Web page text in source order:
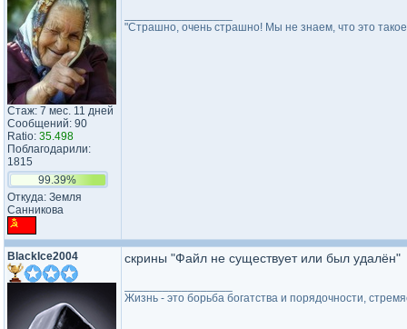
Стаж: 7 мес. 11 дней
Сообщений: 90
Ratio: 35.498
Поблагодарили:
1815
99.39%
Откуда: Земля
Санникова
"Страшно, очень страшно! Мы не знаем, что это
BlackIce2004 скрины "Файл не существует или был удалён"
Жизнь - это борьба богатства и порядочности,